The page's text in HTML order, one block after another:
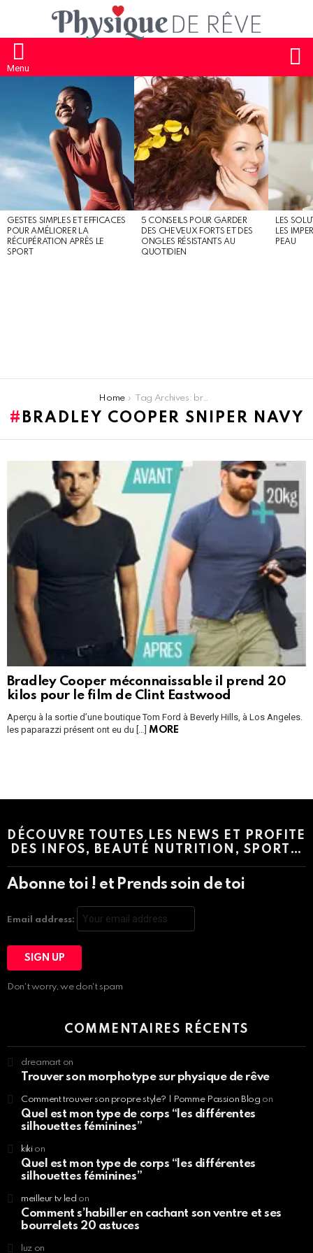
Menu
GESTES SIMPLES ET EFFICACES
POUR AMÉLIORER LA
RÉCUPÉRATION APRÈS LE
SPORT
5 CONSEILS POUR GARDER
DES CHEVEUX FORTS ET DES
ONGLES RÉSISTANTS AU
QUOTIDIEN
LES
LES
PEAU
Home Tag Archives: bradley cooper sniper navy
BRADLEY COOPER SNIPER NAVY
LATEST
STORIES
Bradley Cooper méconnaissable il prend 20
kilos pour le film de Clint Eastwood
Aperçu à la sortie d’une boutique Tom Ford à Beverly Hills, à Los Angeles.
les paparazzi présent ont eu du […] MORE
DÉCOUVRE TOUTES LES NEWS ET PROFITE
DES INFOS, BEAUTÉ NUTRITION, SPORT…
Abonne toi ! et Prends soin de toi
Email address:
Don't worry, we don't spam
COMMENTAIRES RÉCENTS
dreamart on
Trouver son morphotype sur physique de rêve
Comment trouver son propre style? | Pomme Passion Blog on
Quel est mon type de corps “les différentes
silhouettes féminines”
kikion
Quel est mon type de corps “les différentes
silhouettes féminines”
meilleur tv led on
Comment s’habiller en cachant son ventre et ses
bourrelets 20 astuces
luzon